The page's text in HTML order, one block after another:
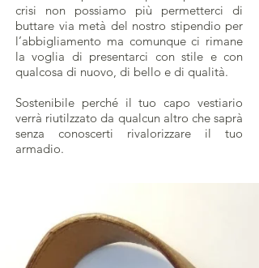
crisi non possiamo più permetterci di
buttare via metà del nostro stipendio per
l’abbigliamento ma comunque ci rimane
la voglia di presentarci con stile e con
qualcosa di nuovo, di bello e di qualità.
Sostenibile perché il tuo capo vestiario
verrà riutilzzato da qualcun altro che saprà
senza conoscerti rivalorizzare il tuo
armadio.